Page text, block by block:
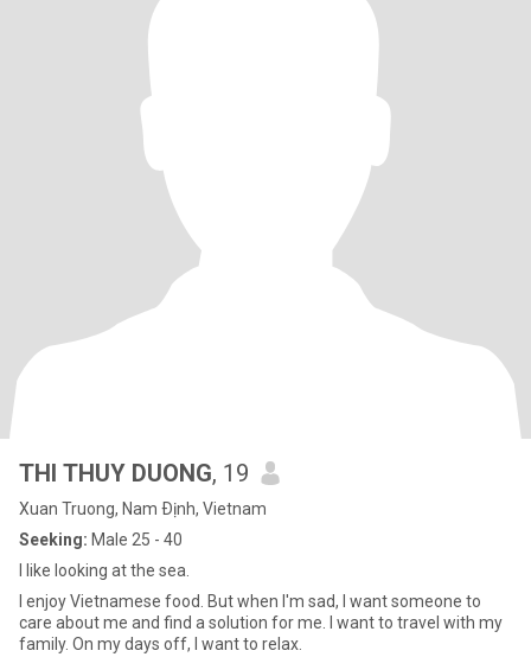
THI THUY DUONG, 19
Xuan Truong, Nam Ðịnh, Vietnam
Seeking: Male 25 - 40
I like looking at the sea.
I enjoy Vietnamese food. But when I'm sad, I want someone to
care about me and find a solution for me. I want to travel with my
family. On my days off, I want to relax.